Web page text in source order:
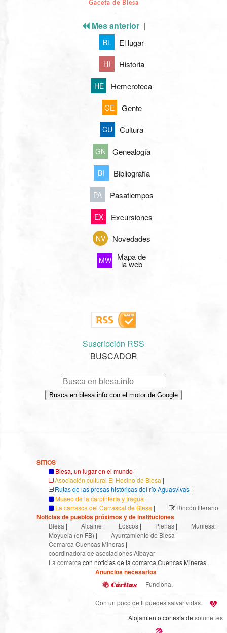
Gaceta de Blesa
Mes anterior|
BL El lugar
HI Historia
HE Hemeroteca
GE Gente
CU Cultura
GN Genealogía
BI Bibliografía
PA Pasatiempos
EX Excursiones
NV Novedades
MW Mapa de
la web
Suscripción RSS
BUSCADOR
Busca en blesa.info con el motor de Google
SITIOS
Blesa, un lugar en el mundo |
Asociación cultural El Hocino de Blesa |
Rutas de las presas históricas del río Aguasvivas |
Museo de la carpintería y fragua |
La carrasca del Carrascal de Blesa | Rincón literario
Noticias de pueblos próximos y de instituciones
Blesa | Alcaine | Loscos | Plenas | Muniesa |
Moyuela (en FB) | Ayuntamiento de Blesa |
Comarca Cuencas Mineras |
coordinadora de asociaciones Albayar
La comarca con noticias de la comarca Cuencas Mineras.
Anuncios necesarios
Funciona.
Con un poco de ti puedes salvar vidas.
Alojamiento cortesía de solunet.es